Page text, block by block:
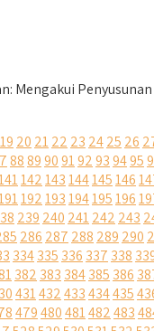
Mengakui
19 20 2122 23 2425 26
8889909192939495
142143144145146
192193194195196
239 240 241242 243
286 287 288 289 290
334335 336 337 338
382 383 384385 386
431432433434435
479480481482483